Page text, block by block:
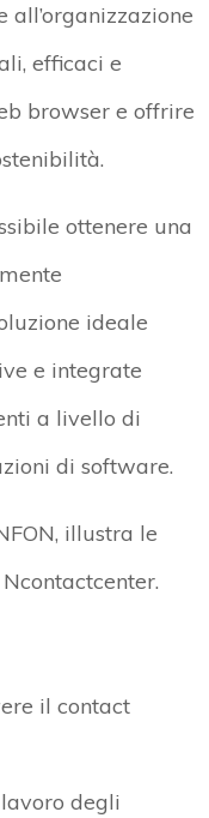
efficaci e
browser e offrire
ottenere una
ideale
e integrate
a livello di
di software.
illustra le
il contact
degli